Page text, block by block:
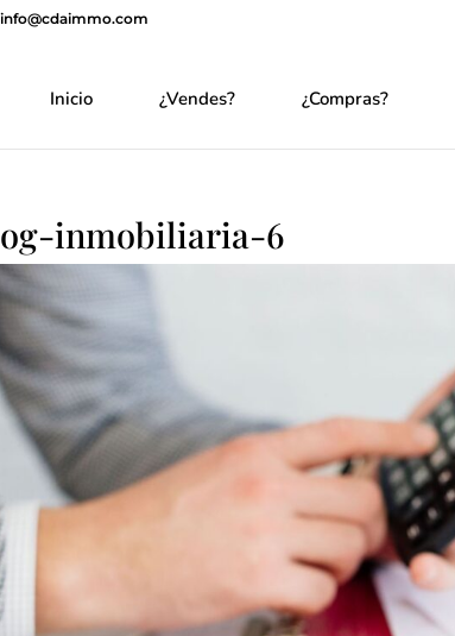
info@cdaimmo.com
Inicio ¿Vendes? ¿Compras?
inmobiliaria-6